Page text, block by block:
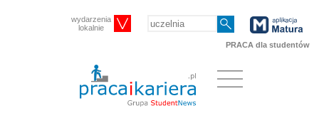
wydarzenia
lokalnie
PRACA dla studentów